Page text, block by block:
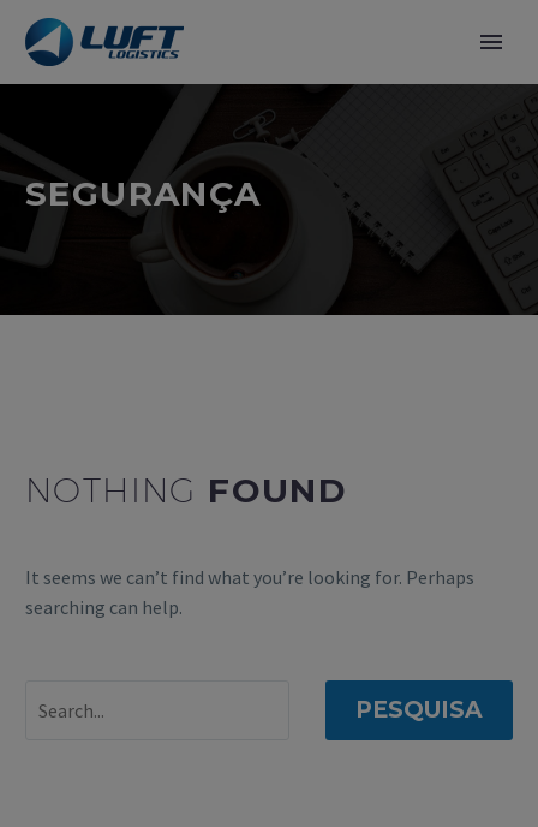
SEGURANÇA
NOTHING FOUND
It seems we can’t find what you’re looking for. Perhaps
searching can help.
PESQUISA